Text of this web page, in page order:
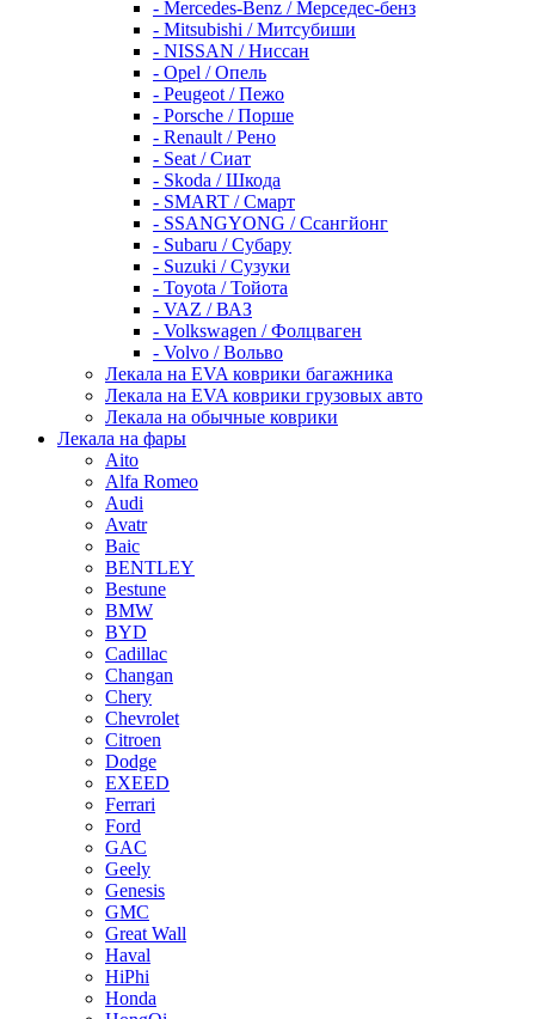
- Mercedes-Benz / Мерседес-бенз
- Mitsubishi / Митсубиши
- NISSAN / Ниссан
- Opel / Опель
- Peugeot / Пежо
- Porsche / Порше
- Renault / Рено
- Seat / Сиат
- Skoda / Шкода
- SMART / Смарт
- SSANGYONG / Ссангйонг
- Subaru / Субару
- Suzuki / Сузуки
- Toyota / Тойота
- VAZ / ВАЗ
- Volkswagen / Фолцваген
- Volvo / Вольво
Лекала на EVA коврики багажника
Лекала на EVA коврики грузовых авто
Лекала на обычные коврики
Лекала на фары
Aito
Alfa Romeo
Audi
Avatr
Baic
BENTLEY
Bestune
BMW
BYD
Cadillac
Changan
Chery
Chevrolet
Citroen
Dodge
EXEED
Ferrari
Ford
GAC
Geely
Genesis
GMC
Great Wall
Haval
HiPhi
Honda